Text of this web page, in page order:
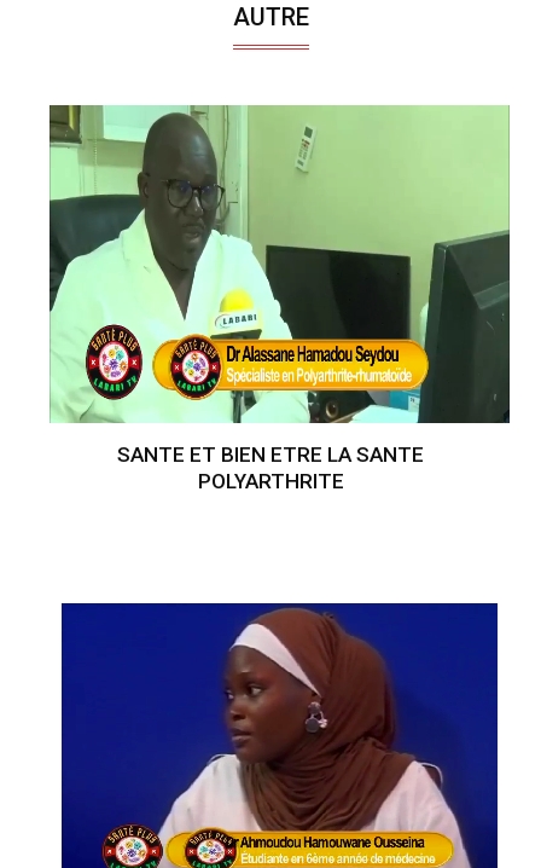
AUTRE
SANTE ET BIEN ETRE LA SANTE
POLYARTHRITE